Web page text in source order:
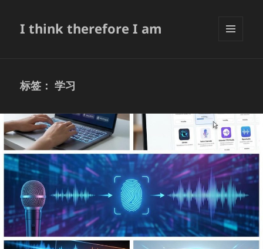
I think therefore I am
标签：学习